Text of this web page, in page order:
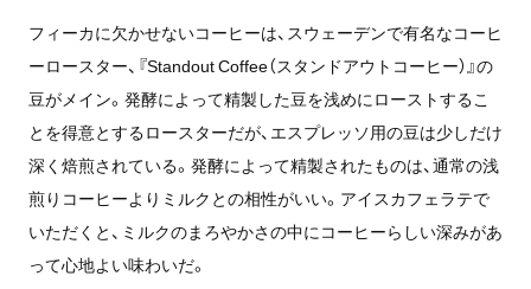
フィーカに欠かせないコーヒーは、スウェーデンで有名なコーヒ
ーロースター、『Standout Coffee（スタンドアウトコーヒー）』の
豆がメイン。発酵によって精製した豆を浅めにローストするこ
とを得意とするロースターだが、エスプレッソ用の豆は少しだけ
深く焙煎されている。発酵によって精製されたものは、通常の浅
煎りコーヒーよりミルクとの相性がいい。アイスカフェラテで
いただくと、ミルクのまろやかさの中にコーヒーらしい深みがあ
って心地よい味わいだ。